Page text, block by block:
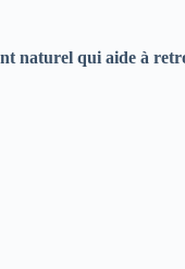
naturel qui aide à